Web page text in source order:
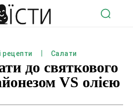
рецепти Салати
до святкового
VS олією